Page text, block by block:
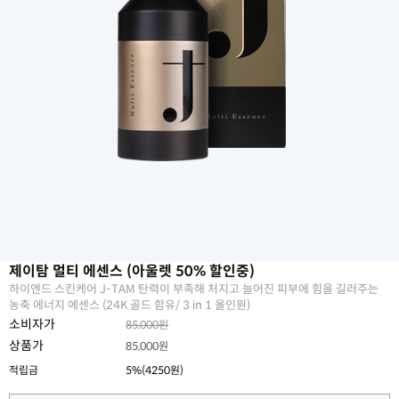
제이탐 멀티 에센스 (아울렛 50% 할인중)
하이엔드 스킨케어 J-TAM 탄력이 부족해 처지고 늘어진 피부에 힘을 길러주는
농축 에너지 에센스 (24K 골드 함유/ 3 in 1 올인원)
소비자가 85,000원
상품가
85,000원
적립금
5%(4250원)